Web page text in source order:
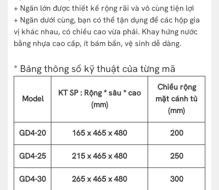
+ Ngăn lớn được thiết kế rộng rãi và vô cùng tiện lợi
+ Ngăn dưới cùng, bạn có thể tận dụng để các hộp gia
vị khác nhau, có chiều cao vừa phải. Khay hứng nước
bằng nhựa cao cấp, ít bám bẩn, vệ sinh dễ dàng.
* Bảng thông số kỹ thuật của từng mã
Model
KT SP : Rộng * sâu * cao
(mm)
Chiều rộng
mặt cánh tủ
(mm)
GD4-20 165 x 465 x 480 200
GD4-25 215 x 465 x 480 250
GD4-30 265 x 465 x 480 300